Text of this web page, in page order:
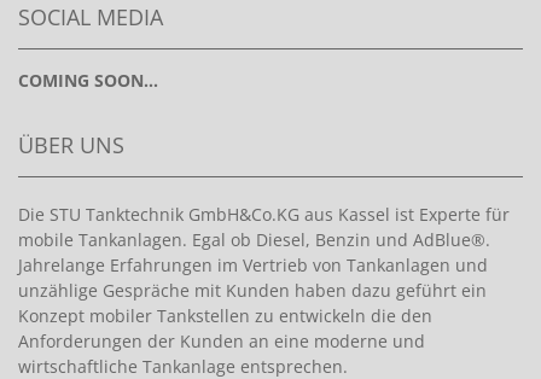
SOCIAL MEDIA
COMING SOON...
ÜBER UNS
Die STU Tanktechnik GmbH&Co.KG aus Kassel ist Experte für
mobile Tankanlagen. Egal ob Diesel, Benzin und AdBlue®.
Jahrelange Erfahrungen im Vertrieb von Tankanlagen und
unzählige Gespräche mit Kunden haben dazu geführt ein
Konzept mobiler Tankstellen zu entwickeln die den
Anforderungen der Kunden an eine moderne und
wirtschaftliche Tankanlage entsprechen.